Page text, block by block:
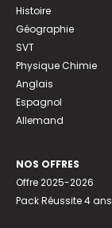
Histoire
Géographie
SVT
Physique Chimie
Anglais
Espagnol
Allemand
NOS OFFRES
Offre 2025-2026
Pack Réussite 4 ans